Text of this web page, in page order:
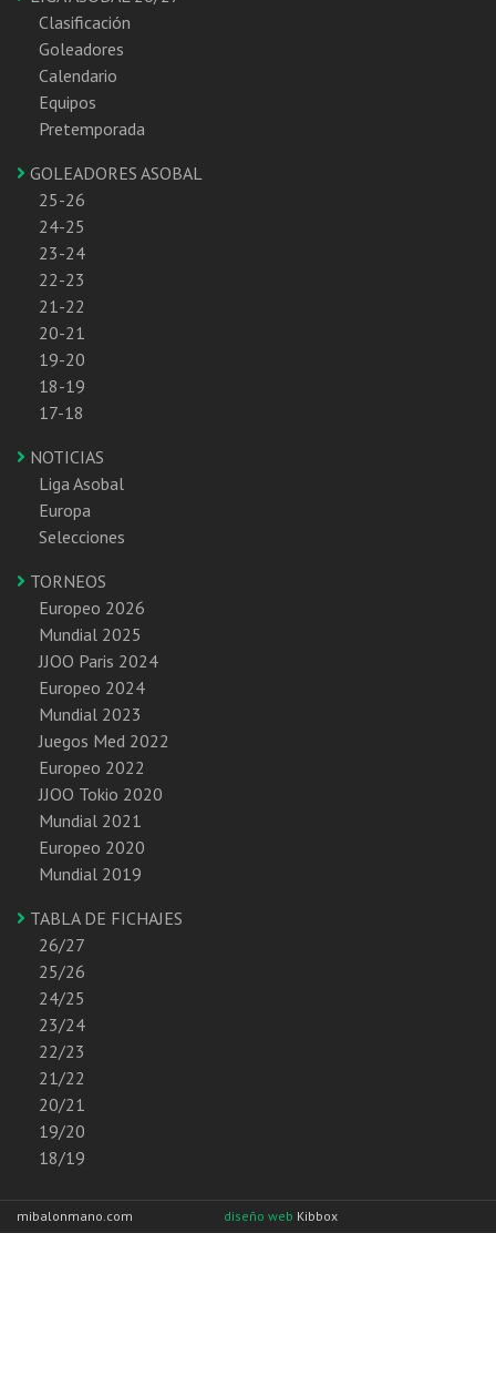
Clasificación
Goleadores
Calendario
Equipos
Pretemporada
GOLEADORES ASOBAL
25-26
24-25
23-24
22-23
21-22
20-21
19-20
18-19
17-18
NOTICIAS
Liga Asobal
Europa
Selecciones
TORNEOS
Europeo 2026
Mundial 2025
JJOO Paris 2024
Europeo 2024
Mundial 2023
Juegos Med 2022
Europeo 2022
JJOO Tokio 2020
Mundial 2021
Europeo 2020
Mundial 2019
TABLA DE FICHAJES
26/27
25/26
24/25
23/24
22/23
21/22
20/21
19/20
18/19
mibalonmano.com diseño web Kibbox